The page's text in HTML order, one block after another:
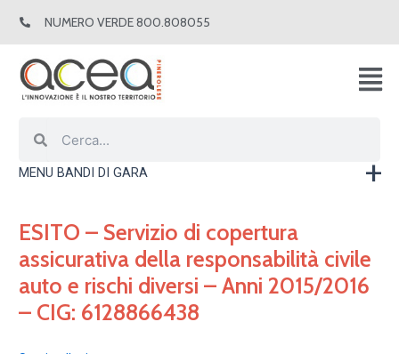
NUMERO VERDE 800.808055
MENU BANDI DI GARA
ESITO – Servizio di copertura
assicurativa della responsabilità civile
auto e rischi diversi – Anni 2015/2016
– CIG: 6128866438